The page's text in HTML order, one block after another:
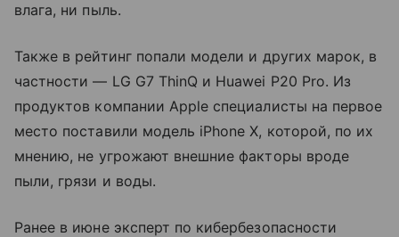
влага, ни пыль.
Также в рейтинг попали модели и других марок, в
частности — LG G7 ThinQ и Huawei P20 Pro. Из
продуктов компании Apple специалисты на первое
место поставили модель iPhone X, которой, по их
мнению, не угрожают внешние факторы вроде
пыли, грязи и воды.
Ранее в июне эксперт по кибербезопасности